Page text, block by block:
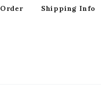
Shipping Info